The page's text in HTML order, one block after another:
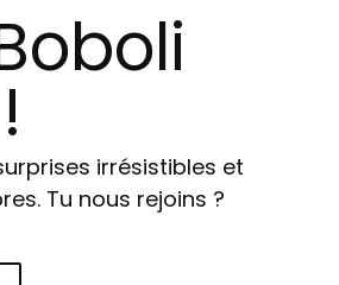
irrésistibles et
Tu nous rejoins ?